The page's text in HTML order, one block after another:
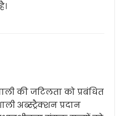
की जटिलता को प्रबंधित
अब्स्ट्रैक्शन प्रदान